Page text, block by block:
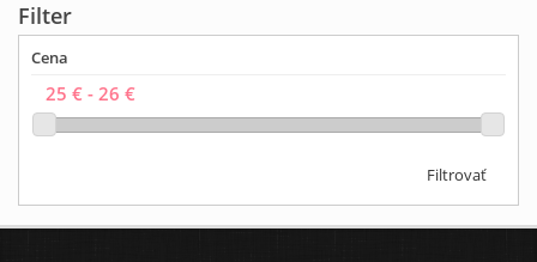
Filter
Cena
Filtrovať